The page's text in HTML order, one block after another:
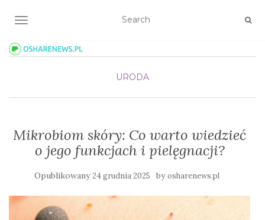
TOGGLE NAVIGATION
URODA
Mikrobiom skóry: Co warto wiedzieć
o jego funkcjach i pielęgnacji?
Opublikowany24 grudnia 2025 byosharenews.pl